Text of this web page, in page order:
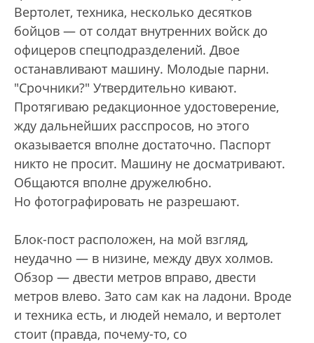
Вертолет, техника, несколько десятков
бойцов — от солдат внутренних войск до
офицеров спецподразделений. Двое
останавливают машину. Молодые парни.
"Срочники?" Утвердительно кивают.
Протягиваю редакционное удостоверение,
жду дальнейших расспросов, но этого
оказывается вполне достаточно. Паспорт
никто не просит. Машину не досматривают.
Общаются вполне дружелюбно.
Но фотографировать не разрешают.
Блок-пост расположен, на мой взгляд,
неудачно — в низине, между двух холмов.
Обзор — двести метров вправо, двести
метров влево. Зато сам как на ладони. Вроде
и техника есть, и людей немало, и вертолет
стоит (правда, почему-то, со